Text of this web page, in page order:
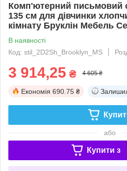
Комп'ютерний письмовий
135 см для дівчинки
кімнату Бруклін Мебель
В наявності
Код: stil_2D2Sh_Brooklyn_MS
3 914,25 ₴ 4 605 ₴
Економія 690.75 ₴
або
Купити з